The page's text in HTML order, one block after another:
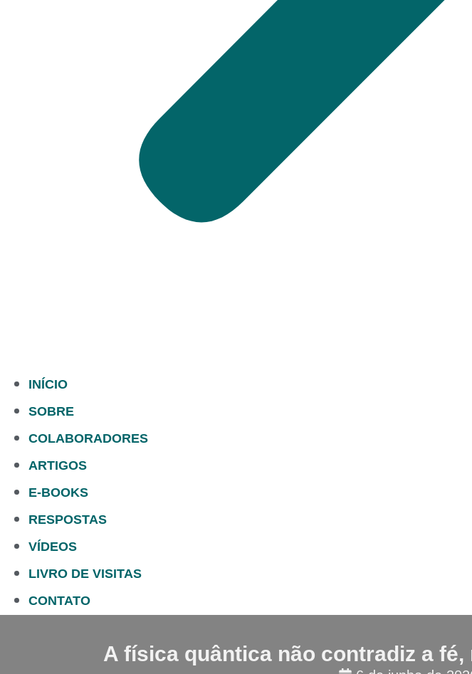
INÍCIO
SOBRE
COLABORADORES
ARTIGOS
E-BOOKS
RESPOSTAS
VÍDEOS
LIVRO DE VISITAS
CONTATO
A física quântica não contradiz a